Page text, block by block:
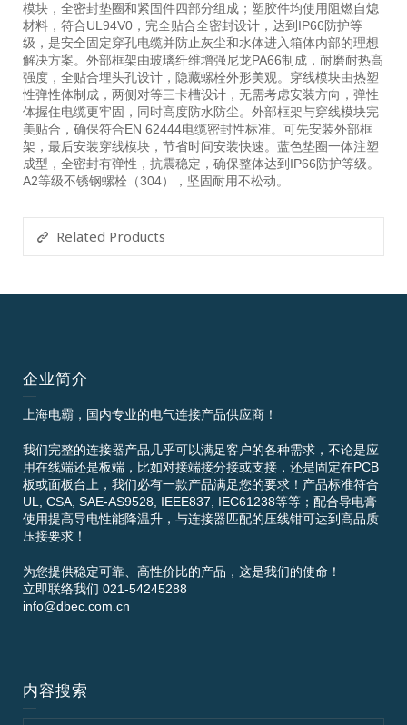
模块，全密封垫圈和紧固件四部分组成；塑胶件均使用阻燃自熄
材料，符合UL94V0，完全贴合全密封设计，达到IP66防护等
级，是安全固定穿孔电缆并防止灰尘和水体进入箱体内部的理想
解决方案。外部框架由玻璃纤维增强尼龙PA66制成，耐磨耐热高
强度，全贴合埋头孔设计，隐藏螺栓外形美观。穿线模块由热塑
性弹性体制成，两侧对等三卡槽设计，无需考虑安装方向，弹性
体握住电缆更牢固，同时高度防水防尘。外部框架与穿线模块完
美贴合，确保符合EN 62444电缆密封性标准。可先安装外部框
架，最后安装穿线模块，节省时间安装快速。蓝色垫圈一体注塑
成型，全密封有弹性，抗震稳定，确保整体达到IP66防护等级。
A2等级不锈钢螺栓（304），坚固耐用不松动。
Related Products
企业简介
上海电霸，国内专业的电气连接产品供应商！
我们完整的连接器产品几乎可以满足客户的各种需求，不论是应
用在线端还是板端，比如对接端接分接或支接，还是固定在PCB
板或面板台上，我们必有一款产品满足您的要求！产品标准符合
UL, CSA, SAE-AS9528, IEEE837, IEC61238等等；配合导电膏
使用提高导电性能降温升，与连接器匹配的压线钳可达到高品质
压接要求！
为您提供稳定可靠、高性价比的产品，这是我们的使命！
立即联络我们 021-54245288
info@dbec.com.cn
内容搜索